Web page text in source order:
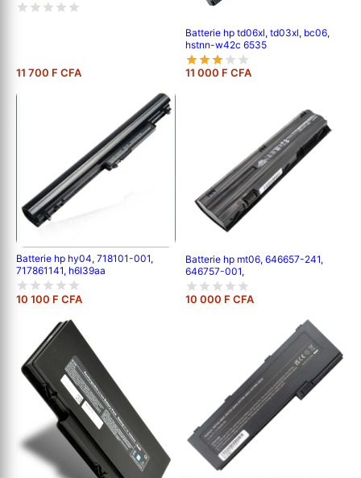
11 700 F CFA
Batterie hp td06xl, td03xl, bc06,
hstnn-w42c 6535
11 000 F CFA
Batterie hp hy04, 718101-001,
717861141, h6l39aa
10 100 F CFA
Batterie hp mt06, 646657-241,
646757-001,
10 000 F CFA